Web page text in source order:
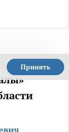
Принять